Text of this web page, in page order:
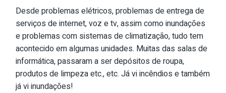
Desde problemas elétricos, problemas de entrega de
serviços de internet, voz e tv, assim como inundações
e problemas com sistemas de climatização, tudo tem
acontecido em algumas unidades. Muitas das salas de
informática, passaram a ser depósitos de roupa,
produtos de limpeza etc., etc. Já vi incêndios e também
já vi inundações!